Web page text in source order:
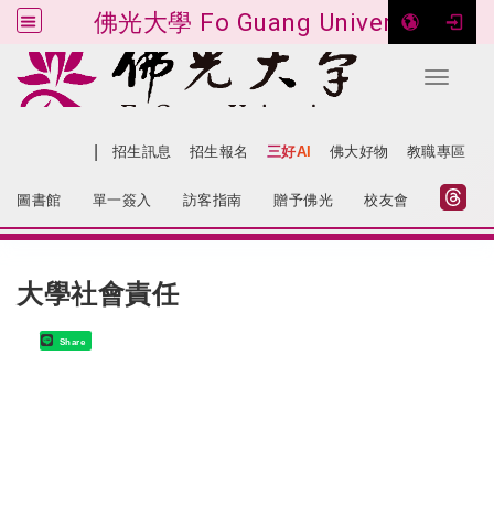
佛光大學 Fo Guang University
Toggle
跳到主要內容
招生訊息 招生報名 三好AI 佛大好物 教職專區
圖書館 單一簽入 訪客指南 贈予佛光 校友會
大學社會責任
Share